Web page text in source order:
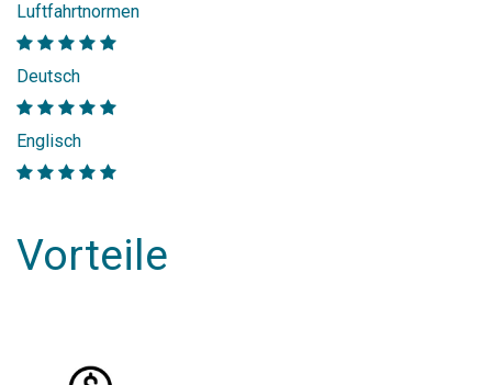
Luftfahrtnormen
Deutsch
Englisch
Vorteile